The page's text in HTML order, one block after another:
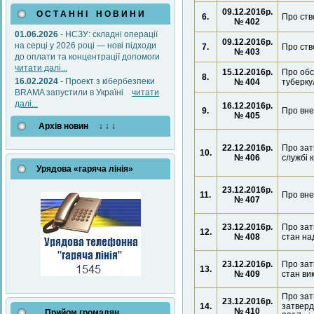
О С Т А Н Н І Н О В И Н И
01.06.2026 - НСЗУ: складні операції
на серці у 2026 році — нові підходи
до оплати та концентрації допомоги
читати далі...
16.02.2024 - Проект з кібербезпеки
BRAMA запустили в Україні читати
далі...
Архів новин ↓ ↓ ↓
Урядова «гаряча лінія»
6.
09.12.2016р.
№ 402
Про
7.
09.12.2016р.
№ 403
Про
8.
15.12.2016р.
№ 404
Про
9.
16.12.2016р.
№ 405
Про
10.
22.12.2016р.
№ 406
Про
службі
11.
23.12.2016р.
№ 407
Про
12.
23.12.2016р.
№ 408
Про
стан
13.
23.12.2016р.
№ 409
Про
стан
14.
23.12.2016р.
№ 410
Про